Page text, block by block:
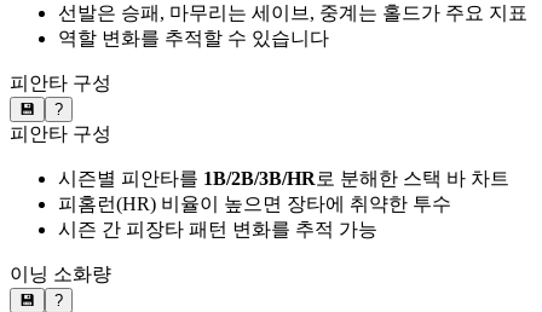
선발은 승패, 마무리는 세이브, 중계는 홀드가 주요 지표
역할 변화를 추적할 수 있습니다
피안타 구성
💾 ?
피안타 구성
시즌별 피안타를 1B/2B/3B/HR로 분해한 스택 바 차트
피홈런(HR) 비율이 높으면 장타에 취약한 투수
시즌 간 피장타 패턴 변화를 추적 가능
이닝 소화량
💾 ?